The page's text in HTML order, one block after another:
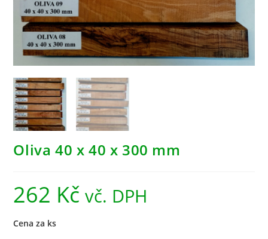
Oliva 40 x 40 x 300 mm
262 Kč vč. DPH
Cena za ks